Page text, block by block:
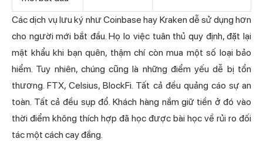
Các dịch vụ lưu ký như Coinbase hay Kraken dễ sử dụng hơn
cho người mới bắt đầu. Họ lo việc tuân thủ quy định, đặt lại
mật khẩu khi bạn quên, thậm chí còn mua một số loại bảo
hiểm. Tuy nhiên, chúng cũng là những điểm yếu dễ bị tổn
thương. FTX, Celsius, BlockFi. Tất cả đều quảng cáo sự an
toàn. Tất cả đều sụp đổ. Khách hàng nắm giữ tiền ở đó vào
thời điểm không thích hợp đã học được bài học về rủi ro đối
tác một cách cay đắng.